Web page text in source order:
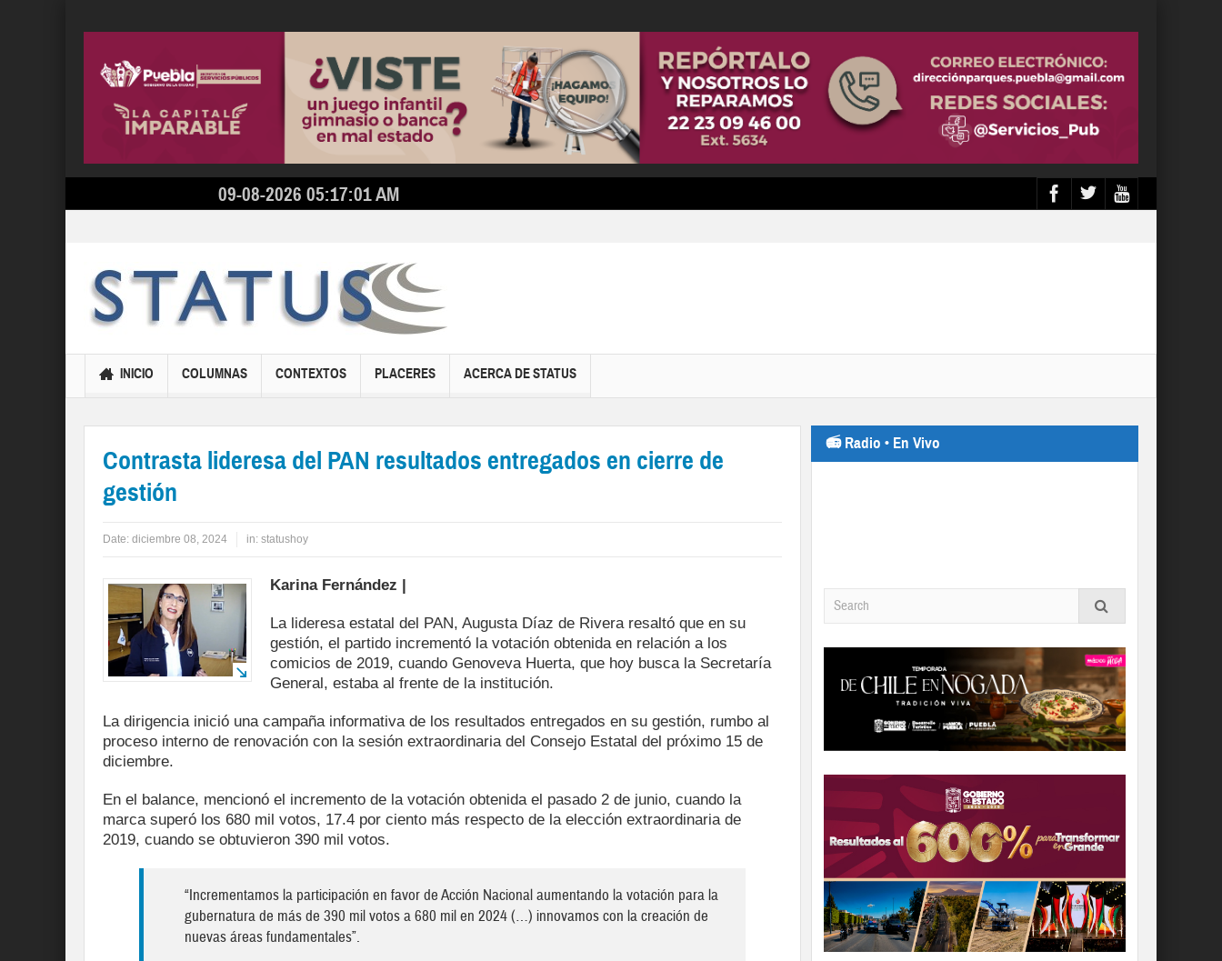
09-08-2026 05:17:01 AM
INICIO COLUMNAS CONTEXTOS PLACERES ACERCA DE STATUS
Contrasta lideresa del PAN resultados entregados en cierre de
gestión
Date: diciembre 08, 2024 in: statushoy
Karina Fernández |
La lideresa estatal del PAN, Augusta Díaz de Rivera resaltó que en su
gestión, el partido incrementó la votación obtenida en relación a los
comicios de 2019, cuando Genoveva Huerta, que hoy busca la Secretaría
General, estaba al frente de la institución.
La dirigencia inició una campaña informativa de los resultados entregados en su gestión, rumbo al
proceso interno de renovación con la sesión extraordinaria del Consejo Estatal del próximo 15 de
diciembre.
En el balance, mencionó el incremento de la votación obtenida el pasado 2 de junio, cuando la
marca superó los 680 mil votos, 17.4 por ciento más respecto de la elección extraordinaria de
2019, cuando se obtuvieron 390 mil votos.
“Incrementamos la participación en favor de Acción Nacional aumentando la votación para la
gubernatura de más de 390 mil votos a 680 mil en 2024 (…) innovamos con la creación de
nuevas áreas fundamentales”.
📻 Radio • En Vivo